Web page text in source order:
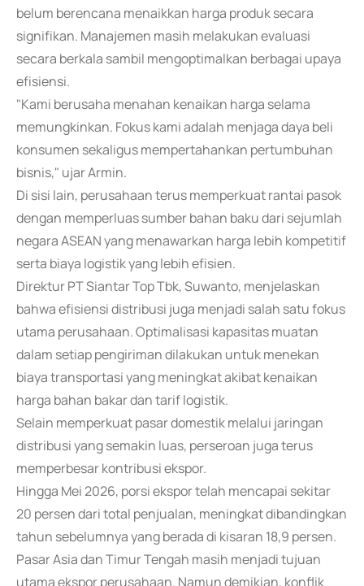
belum berencana menaikkan harga produk secara
signifikan. Manajemen masih melakukan evaluasi
secara berkala sambil mengoptimalkan berbagai upaya
efisiensi.
"Kami berusaha menahan kenaikan harga selama
memungkinkan. Fokus kami adalah menjaga daya beli
konsumen sekaligus mempertahankan pertumbuhan
bisnis," ujar Armin.
Di sisi lain, perusahaan terus memperkuat rantai pasok
dengan memperluas sumber bahan baku dari sejumlah
negara ASEAN yang menawarkan harga lebih kompetitif
serta biaya logistik yang lebih efisien.
Direktur PT Siantar Top Tbk, Suwanto, menjelaskan
bahwa efisiensi distribusi juga menjadi salah satu fokus
utama perusahaan. Optimalisasi kapasitas muatan
dalam setiap pengiriman dilakukan untuk menekan
biaya transportasi yang meningkat akibat kenaikan
harga bahan bakar dan tarif logistik.
Selain memperkuat pasar domestik melalui jaringan
distribusi yang semakin luas, perseroan juga terus
memperbesar kontribusi ekspor.
Hingga Mei 2026, porsi ekspor telah mencapai sekitar
20 persen dari total penjualan, meningkat dibandingkan
tahun sebelumnya yang berada di kisaran 18,9 persen.
Pasar Asia dan Timur Tengah masih menjadi tujuan
utama ekspor perusahaan. Namun demikian, konflik